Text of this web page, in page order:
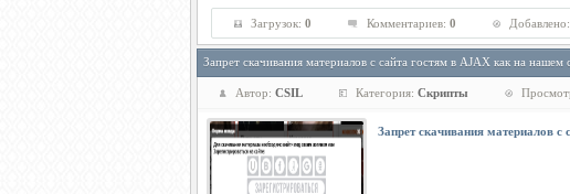
Загрузок: 0 Комментариев: 0 Добавлено:
Запрет скачивания материалов с сайта гостям в AJAX как на нашем
Автор: CSIL Категория: Скрипты
Запрет скачивания материалов